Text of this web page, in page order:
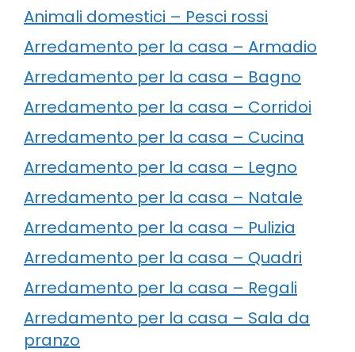
Animali domestici – Pesci rossi
Arredamento per la casa – Armadio
Arredamento per la casa – Bagno
Arredamento per la casa – Corridoi
Arredamento per la casa – Cucina
Arredamento per la casa – Legno
Arredamento per la casa – Natale
Arredamento per la casa – Pulizia
Arredamento per la casa – Quadri
Arredamento per la casa – Regali
Arredamento per la casa – Sala da
pranzo